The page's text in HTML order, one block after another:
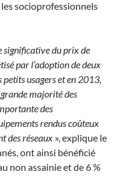
les socioprofessionnels
significative du prix de
par l’adoption de deux
usagers et en 2013,
majorité des
des
rendus coûteux
des réseaux », explique le
ont ainsi bénéficié
non assainie et de 6 %